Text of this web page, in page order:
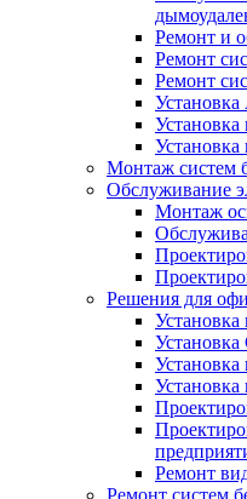
Ремонт и
Ремонт
Ремонт
Монтаж систем
Обслуживание
Монтаж
Решения для
Ремонт
Ремонт систем